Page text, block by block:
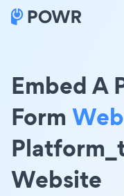
Embed A
Form
Website